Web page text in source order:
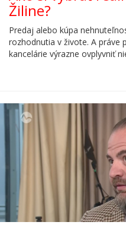
Žiline?
Predaj alebo kúpa
rozhodnutia v živote. A práve
kancelárie výrazne ovplyvniť